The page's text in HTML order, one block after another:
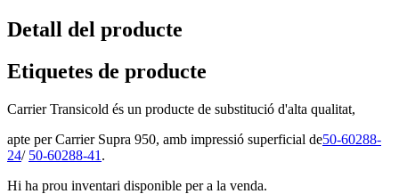
Detall del producte
Etiquetes de producte
Carrier Transicold és un producte de substitució d'alta qualitat,
apte per Carrier Supra 950, amb impressió superficial de50-60288-
24/ 50-60288-41 .
Hi ha prou inventari disponible per a la venda.